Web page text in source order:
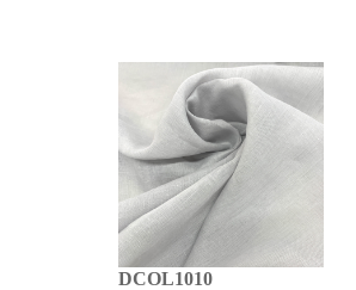
DCOL1010